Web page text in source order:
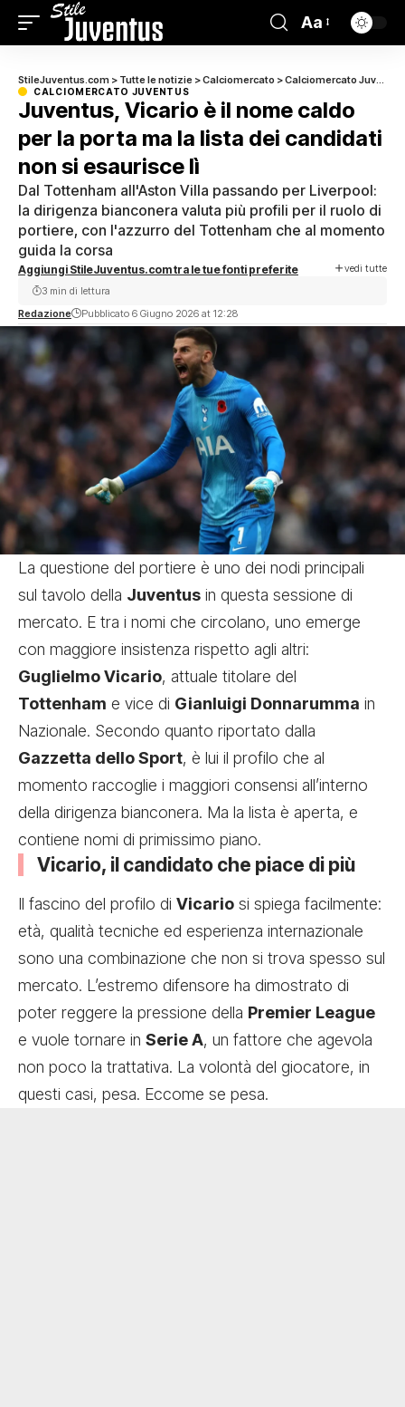
Aa
StileJuventus.com > Tutte le notizie >Calciomercato >Calciomercato Juventus
CALCIOMERCATO JUVENTUS
Juventus, Vicario è il nome caldo
per la porta ma la lista dei candidati
non si esaurisce lì
Dal Tottenham all'Aston Villa passando per Liverpool:
la dirigenza bianconera valuta più profili per il ruolo di
portiere, con l'azzurro del Tottenham che al momento
guida la corsa
Aggiungi StileJuventus.com tra le tue fonti preferite vedi tutte
Redazione Pubblicato 6 Giugno 2026 at 12:28
3 min di lettura
La questione del portiere è uno dei nodi principali
sul tavolo della Juventus in questa sessione di
mercato. E tra i nomi che circolano, uno emerge
con maggiore insistenza rispetto agli altri:
Guglielmo Vicario, attuale titolare del
Tottenham e vice di Gianluigi Donnarumma in
Nazionale. Secondo quanto riportato dalla
Gazzetta dello Sport, è lui il profilo che al
momento raccoglie i maggiori consensi all’interno
della dirigenza bianconera. Ma la lista è aperta, e
contiene nomi di primissimo piano.
Vicario, il candidato che piace di più
Il fascino del profilo di Vicario si spiega facilmente:
età, qualità tecniche ed esperienza internazionale
sono una combinazione che non si trova spesso sul
mercato. L’estremo difensore ha dimostrato di
poter reggere la pressione della Premier League
e vuole tornare in Serie A, un fattore che agevola
non poco la trattativa. La volontà del giocatore, in
questi casi, pesa. Eccome se pesa.